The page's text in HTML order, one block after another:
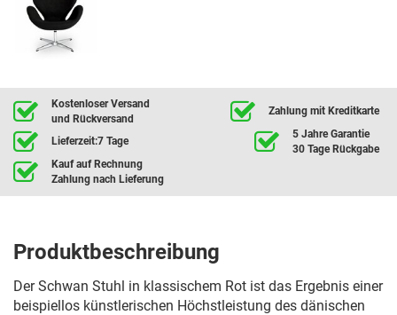
Kostenloser Versand
und Rückversand
Zahlung mit Kreditkarte
Lieferzeit:7 Tage
5 Jahre Garantie
30 Tage Rückgabe
Kauf auf Rechnung
Zahlung nach Lieferung
Produktbeschreibung
Der Schwan Stuhl in klassischem Rot ist das Ergebnis einer
beispiellos künstlerischen Höchstleistung des dänischen